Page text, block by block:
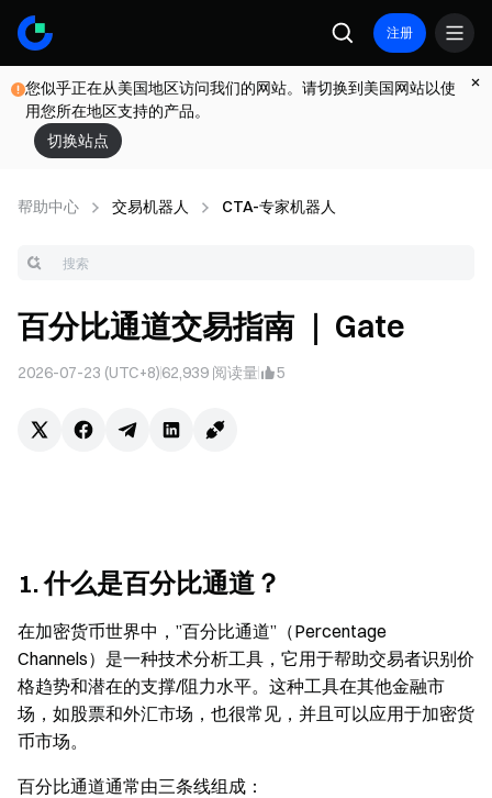
注册
您似乎正在从美国地区访问我们的网站。请切换到美国网站以使
用您所在地区支持的产品。
切换站点
帮助中心 交易机器人 CTA-专家机器人
百分比通道交易指南 ｜ Gate
2026-07-23 (UTC+8)62,939 阅读量 5
1. 什么是百分比通道？
在加密货币世界中，”百分比通道”（Percentage
Channels）是一种技术分析工具，它用于帮助交易者识别价
格趋势和潜在的支撑/阻力水平。这种工具在其他金融市
场，如股票和外汇市场，也很常见，并且可以应用于加密货
币市场。
百分比通道通常由三条线组成：